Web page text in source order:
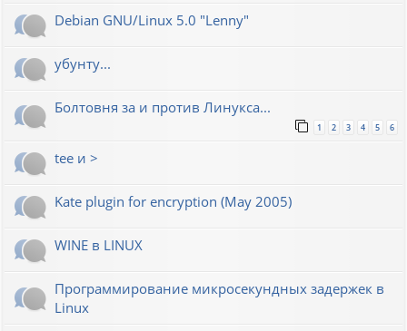
Debian GNU/Linux 5.0 "Lenny"
убунту...
Болтовня за и против Линукса...
1 2 3 4 5 6
tee и >
Kate plugin for encryption (May 2005)
WINE в LINUX
Программирование микросекундных задержек в
Linux